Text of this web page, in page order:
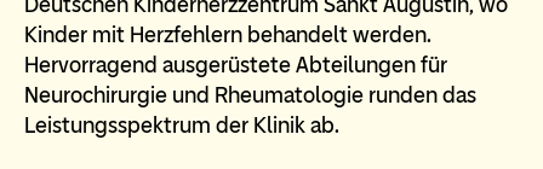
Kinder mit Herzfehlern behandelt werden.
Hervorragend ausgerüstete Abteilungen für
Neurochirurgie und Rheumatologie runden das
Leistungsspektrum der Klinik ab.